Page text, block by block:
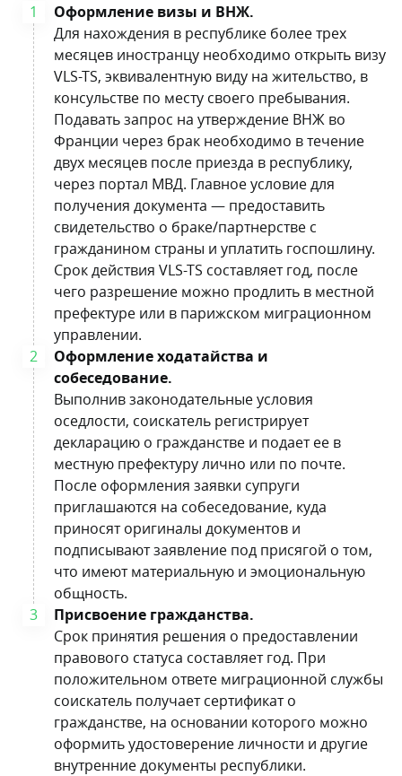
Оформление визы и ВНЖ.
Для нахождения в республике более трех
месяцев иностранцу необходимо открыть визу
VLS-TS, эквивалентную виду на жительство, в
консульстве по месту своего пребывания.
Подавать запрос на утверждение ВНЖ во
Франции через брак необходимо в течение
двух месяцев после приезда в республику,
через портал МВД. Главное условие для
получения документа — предоставить
свидетельство о браке/партнерстве с
гражданином страны и уплатить госпошлину.
Срок действия VLS-TS составляет год, после
чего разрешение можно продлить в местной
префектуре или в парижском миграционном
управлении.
Оформление ходатайства и
собеседование.
Выполнив законодательные условия
оседлости, соискатель регистрирует
декларацию о гражданстве и подает ее в
местную префектуру лично или по почте.
После оформления заявки супруги
приглашаются на собеседование, куда
приносят оригиналы документов и
подписывают заявление под присягой о том,
что имеют материальную и эмоциональную
общность.
Присвоение гражданства.
Срок принятия решения о предоставлении
правового статуса составляет год. При
положительном ответе миграционной службы
соискатель получает сертификат о
гражданстве, на основании которого можно
оформить удостоверение личности и другие
внутренние документы республики.